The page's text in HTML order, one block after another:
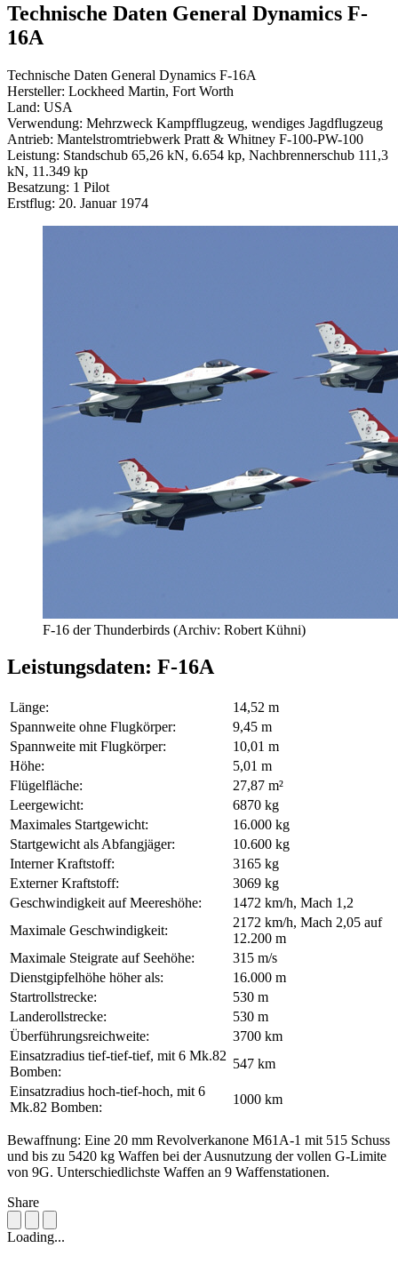
Technische Daten General Dynamics F-
16A
Technische Daten General Dynamics F-16A
Hersteller: Lockheed Martin, Fort Worth
Land: USA
Verwendung: Mehrzweck Kampfflugzeug, wendiges Jagdflugzeug
Antrieb: Mantelstromtriebwerk Pratt & Whitney F-100-PW-100
Leistung: Standschub 65,26 kN, 6.654 kp, Nachbrennerschub 111,3
kN, 11.349 kp
Besatzung: 1 Pilot
Erstflug: 20. Januar 1974
F-16 der Thunderbirds (Archiv: Robert Kühni)
Leistungsdaten: F-16A
Länge:
14,52 m
Spannweite ohne Flugkörper:
9,45 m
Spannweite mit Flugkörper:
10,01 m
Höhe:
5,01 m
Flügelfläche:
27,87 m²
Leergewicht:
6870 kg
Maximales Startgewicht:
16.000 kg
Startgewicht als Abfangjäger:
10.600 kg
Interner Kraftstoff:
3165 kg
Externer Kraftstoff:
3069 kg
Geschwindigkeit auf Meereshöhe:
1472 km/h, Mach 1,2
Maximale Geschwindigkeit:
2172 km/h, Mach 2,05 auf
12.200 m
Maximale Steigrate auf Seehöhe:
315 m/s
Dienstgipfelhöhe höher als:
16.000 m
Startrollstrecke:
530 m
Landerollstrecke:
530 m
Überführungsreichweite:
3700 km
Einsatzradius tief-tief-tief, mit 6 Mk.82
Bomben:
547 km
Einsatzradius hoch-tief-hoch, mit 6
Mk.82 Bomben:
1000 km
Bewaffnung: Eine 20 mm Revolverkanone M61A-1 mit 515 Schuss
und bis zu 5420 kg Waffen bei der Ausnutzung der vollen G-Limite
von 9G. Unterschiedlichste Waffen an 9 Waffenstationen.
Share
Loading...